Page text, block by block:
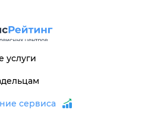
услуги
сервиса